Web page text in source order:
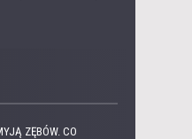
ZĘBÓW. CO